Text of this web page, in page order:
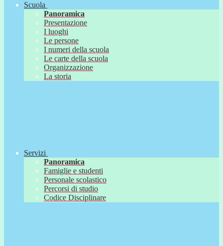
Scuola
Panoramica
Presentazione
I luoghi
Le persone
I numeri della scuola
Le carte della scuola
Organizzazione
La storia
Servizi
Panoramica
Famiglie e studenti
Personale scolastico
Percorsi di studio
Codice Disciplinare